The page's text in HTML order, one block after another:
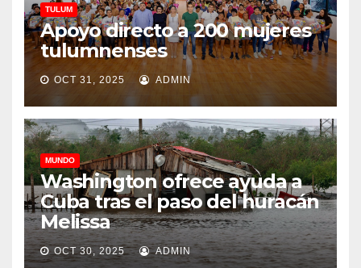
TULUM
Apoyo directo a 200 mujeres
tulumnenses
OCT 31, 2025 ADMIN
MUNDO
Washington ofrece ayuda a
Cuba tras el paso del huracán
Melissa
OCT 30, 2025 ADMIN